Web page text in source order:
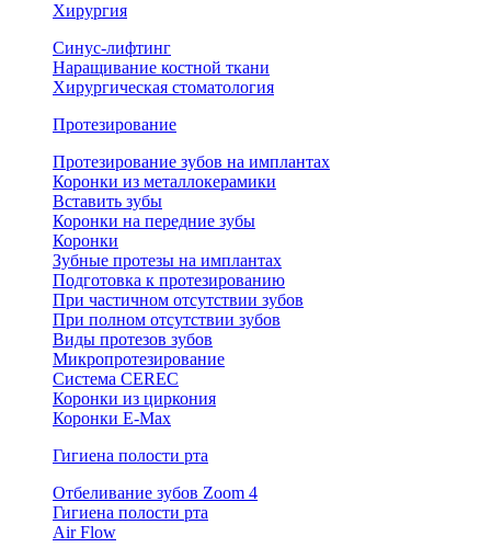
Хирургия
Синус-лифтинг
Наращивание костной ткани
Хирургическая стоматология
Протезирование
Протезирование зубов на имплантах
Коронки из металлокерамики
Вставить зубы
Коронки на передние зубы
Коронки
Зубные протезы на имплантах
Подготовка к протезированию
При частичном отсутствии зубов
При полном отсутствии зубов
Виды протезов зубов
Микропротезирование
Система CEREC
Коронки из циркония
Коронки E-Max
Гигиена полости рта
Отбеливание зубов Zoom 4
Гигиена полости рта
Air Flow